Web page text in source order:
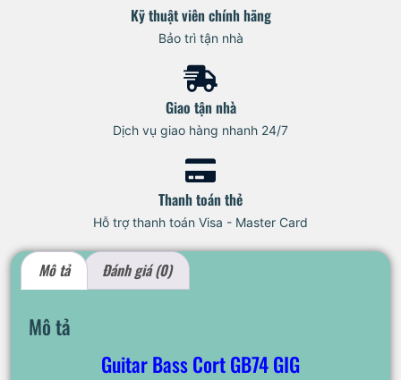
Kỹ thuật viên chính hãng
Bảo trì tận nhà
Giao tận nhà
Dịch vụ giao hàng nhanh 24/7
Thanh toán thẻ
Hỗ trợ thanh toán Visa - Master Card
Mô tả Đánh giá (0)
Mô tả
Guitar Bass Cort GB74 GIG